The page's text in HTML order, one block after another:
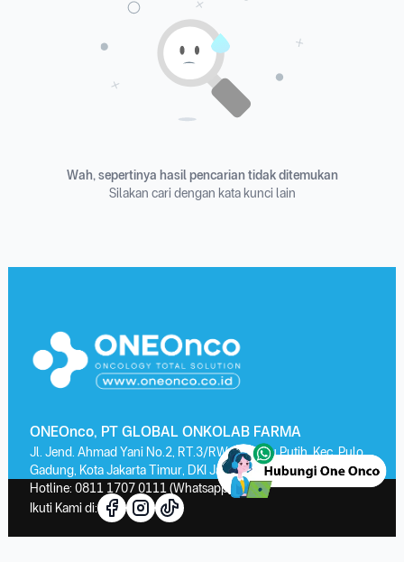
Wah, sepertinya hasil pencarian tidak ditemukan
Silakan cari dengan kata kunci lain
ONEOnco, PT GLOBAL ONKOLAB FARMA
Jl. Jend. Ahmad Yani No.2, RT.3/RW.13, Kayu Putih, Kec. Pulo
Gadung, Kota Jakarta Timur, DKI Jakarta 13210
Hotline: 0811 1707 0111 (Whatsapp)
Ikuti Kami di: